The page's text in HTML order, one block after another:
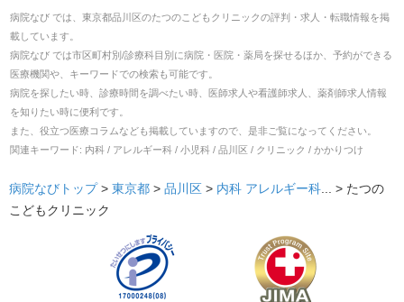
病院なび では、 東京都品川区のたつのこどもクリニックの評判・求人・転職情報を掲
載しています。
病院なび では市区町村別/診療科目別に病院・医院・薬局を探せるほか、予約ができる
医療機関や、キーワードでの検索も可能です。
病院を探したい時、診療時間を調べたい時、医師求人や看護師求人、薬剤師求人情報
を知りたい時に便利です。
また、役立つ医療コラムなども掲載していますので、是非ご覧になってください。
関連キーワード: 内科 / アレルギー科 / 小児科 / 品川区 / クリニック / かかりつけ
病院なびトップ > 東京都 > 品川区 > 内科 アレルギー科... > たつの
こどもクリニック